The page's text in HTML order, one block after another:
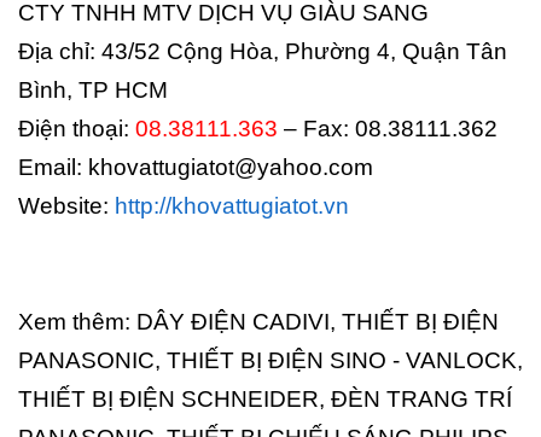
CTY TNHH MTV DỊCH VỤ GIÀU SANG
Địa chỉ: 43/52 Cộng Hòa, Phường 4, Quận Tân
Bình, TP HCM
Điện thoại: 08.38111.363 – Fax: 08.38111.362
Email: khovattugiatot@yahoo.com
Website: http://khovattugiatot.vn
Xem thêm: DÂY ĐIỆN CADIVI, THIẾT BỊ ĐIỆN
PANASONIC, THIẾT BỊ ĐIỆN SINO - VANLOCK,
THIẾT BỊ ĐIỆN SCHNEIDER, ĐÈN TRANG TRÍ